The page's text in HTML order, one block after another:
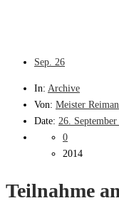
Sep. 26
In: Archive
Von: Meister
Date: 26.
0
2014
Teilnahme